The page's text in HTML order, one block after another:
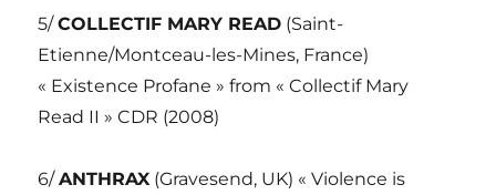
5/COLLECTIF MARY READ (Saint-
Etienne/Montceau-les-Mines, France)
« Existence Profane » from « Collectif Mary
Read II » CDR (2008)
6/ANTHRAX (Gravesend, UK) « Violence is